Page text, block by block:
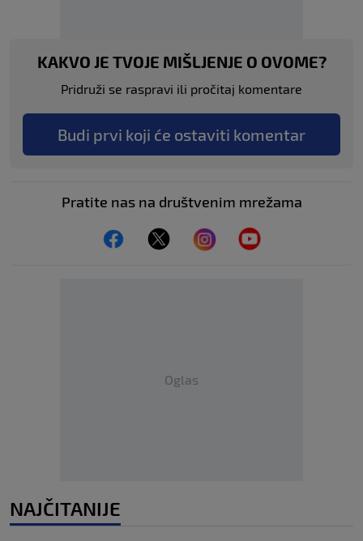
KAKVO JE TVOJE MIŠLJENJE O OVOME?
Pridruži se raspravi ili pročitaj komentare
Budi prvi koji će ostaviti komentar
Pratite nas na društvenim mrežama
Oglas
NAJČITANIJE